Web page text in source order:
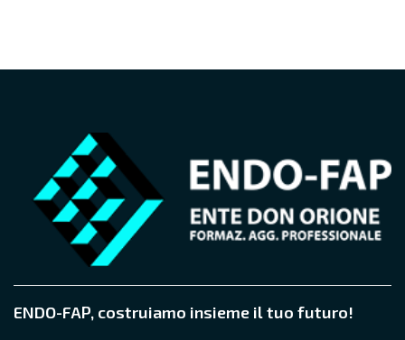
ENDO-FAP, costruiamo insieme il tuo futuro!